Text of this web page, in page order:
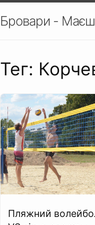
Бровари - Маєш
Тег:
Пляжний